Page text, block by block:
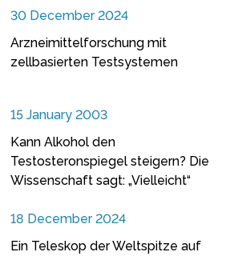
30 December 2024
Arzneimittelforschung mit
zellbasierten Testsystemen
15 January 2003
Kann Alkohol den
Testosteronspiegel steigern? Die
Wissenschaft sagt: „Vielleicht“
18 December 2024
Ein Teleskop der Weltspitze auf